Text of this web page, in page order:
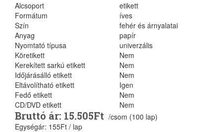
Alcsoport
etikett
Formátum
íves
Szín
fehér és árnyalatai
Anyag
papír
Nyomtató típusa
univerzális
Köretikett
Nem
Kerekített sarkú etikett
Nem
Időjárásálló etikett
Nem
Eltávolítható etikett
Igen
Fedő etikett
Nem
CD/DVD etikett
Nem
Bruttó ár: 15.505Ft /csom (100 lap)
Egységár: 155Ft / lap